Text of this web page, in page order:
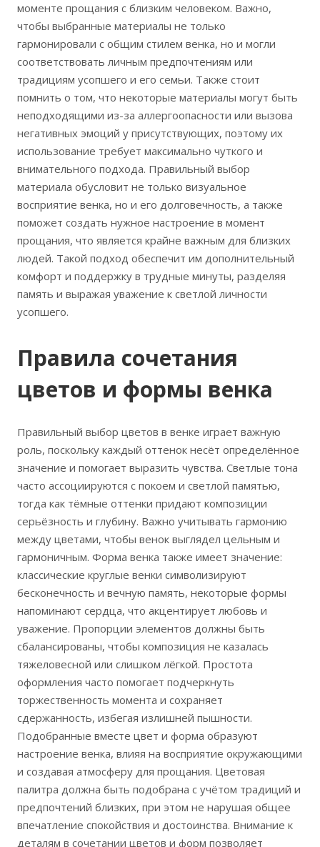
моменте прощания с близким человеком. Важно,
чтобы выбранные материалы не только
гармонировали с общим стилем венка, но и могли
соответствовать личным предпочтениям или
традициям усопшего и его семьи. Также стоит
помнить о том, что некоторые материалы могут быть
неподходящими из-за аллергоопасности или вызова
негативных эмоций у присутствующих, поэтому их
использование требует максимально чуткого и
внимательного подхода. Правильный выбор
материала обусловит не только визуальное
восприятие венка, но и его долговечность, а также
поможет создать нужное настроение в момент
прощания, что является крайне важным для близких
людей. Такой подход обеспечит им дополнительный
комфорт и поддержку в трудные минуты, разделяя
память и выражая уважение к светлой личности
усопшего.
Правила сочетания
цветов и формы венка
Правильный выбор цветов в венке играет важную
роль, поскольку каждый оттенок несёт определённое
значение и помогает выразить чувства. Светлые тона
часто ассоциируются с покоем и светлой памятью,
тогда как тёмные оттенки придают композиции
серьёзность и глубину. Важно учитывать гармонию
между цветами, чтобы венок выглядел цельным и
гармоничным. Форма венка также имеет значение:
классические круглые венки символизируют
бесконечность и вечную память, некоторые формы
напоминают сердца, что акцентирует любовь и
уважение. Пропорции элементов должны быть
сбалансированы, чтобы композиция не казалась
тяжеловесной или слишком лёгкой. Простота
оформления часто помогает подчеркнуть
торжественность момента и сохраняет
сдержанность, избегая излишней пышности.
Подобранные вместе цвет и форма образуют
настроение венка, влияя на восприятие окружающими
и создавая атмосферу для прощания. Цветовая
палитра должна быть подобрана с учётом традиций и
предпочтений близких, при этом не нарушая общее
впечатление спокойствия и достоинства. Внимание к
деталям в сочетании цветов и форм позволяет